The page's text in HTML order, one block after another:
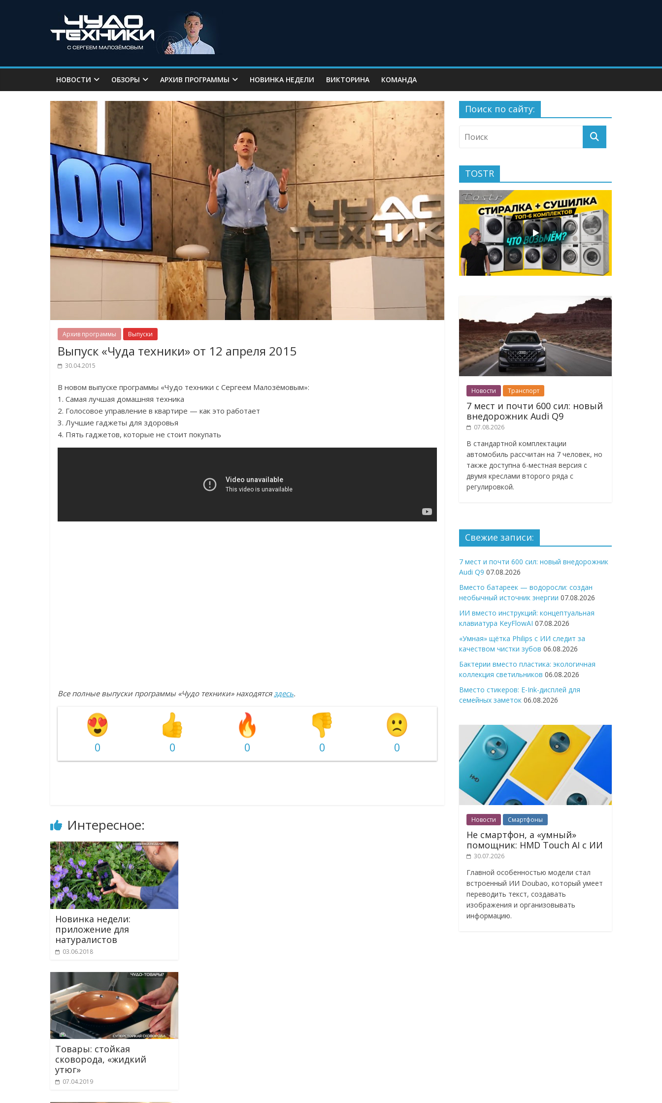
НОВОСТИ ОБЗОРЫ АРХИВ ПРОГРАММЫ НОВИНКА НЕДЕЛИ ВИКТОРИНА КОМАНДА
Архив программы Выпуски
Выпуск «Чуда техники» от 12 апреля 2015
30.04.2015
В новом выпуске программы «Чудо техники с Сергеем Малозёмовым»:
1. Самая лучшая домашняя техника
2. Голосовое управление в квартире — как это работает
3. Лучшие гаджеты для здоровья
4. Пять гаджетов, которые не стоит покупать
Все полные выпуски программы «Чудо техники» находятсяздесь.
0 0 0 0 0
Интересное:
Новинка недели:
приложение для
натуралистов
03.06.2018
Товары: стойкая
сковорода, «жидкий
утюг»
07.04.2019
Поиск по сайту:
TOSTR
Новости Транспорт
7 мест и почти 600 сил: новый
внедорожник Audi Q9
07.08.2026
В стандартной комплектации
автомобиль рассчитан на 7 человек, но
также доступна 6-местная версия с
двумя креслами второго ряда с
регулировкой.
Свежие записи:
7 мест и почти 600 сил: новый внедорожник
Audi Q9 07.08.2026
Вместо батареек — водоросли: создан
необычный источник энергии 07.08.2026
ИИ вместо инструкций: концептуальная
клавиатура KeyFlowAI 07.08.2026
«Умная» щётка Philips с ИИ следит за
качеством чистки зубов 06.08.2026
Бактерии вместо пластика: экологичная
коллекция светильников 06.08.2026
Вместо стикеров: E-Ink-дисплей для
семейных заметок 06.08.2026
Новости Смартфоны
Не смартфон, а «умный»
помощник: HMD Touch AI с ИИ
30.07.2026
Главной особенностью модели стал
встроенный ИИ Doubao, который умеет
переводить текст, создавать
изображения и организовывать
информацию.